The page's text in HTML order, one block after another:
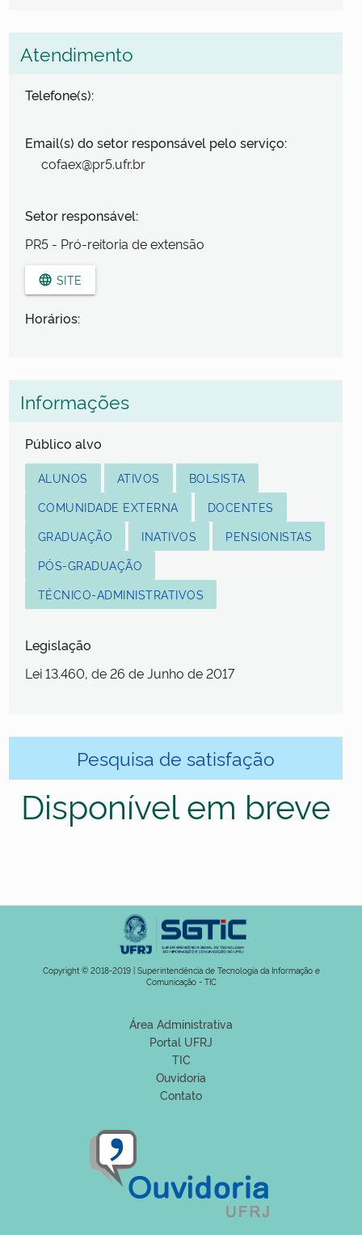
Atendimento
Telefone(s):
Email(s) do setor responsável pelo serviço:
cofaex@pr5.ufr.br
Setor responsável:
PR5 - Pró-reitoria de extensão
language SITE
Horários:
Informações
Público alvo
ALUNOS ATIVOS
BOLSISTA
COMUNIDADE EXTERNA
DOCENTES
GRADUAÇÃO
INATIVOS
PENSIONISTAS
PÓS-GRADUAÇÃO
TÉCNICO-ADMINISTRATIVOS
Legislação
Lei 13.460, de 26 de Junho de 2017
Pesquisa de satisfação
Disponível em breve
Copyright © 2018-2019 | Superintendência de Tecnologia da Informação e
Comunicação - TIC
Área Administrativa
Portal UFRJ
TIC
Ouvidoria
Contato